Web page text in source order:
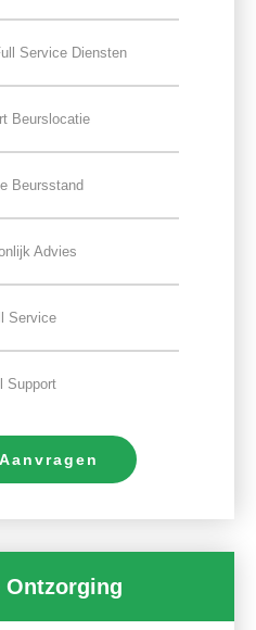
Service Diensten
Beurslocatie
Beursstand
Advies
Service
Support
Ontzorging